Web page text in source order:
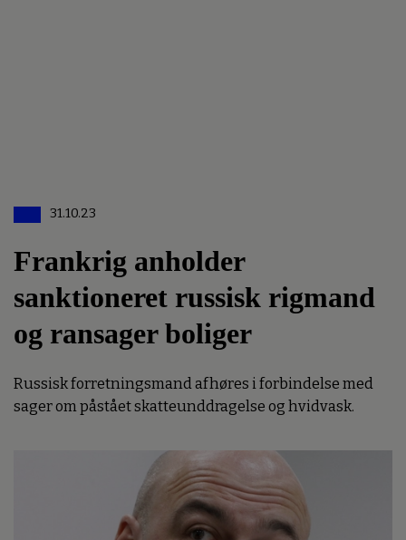
31.10.23
Frankrig anholder
sanktioneret russisk rigmand
og ransager boliger
Russisk forretningsmand afhøres i forbindelse med
sager om påstået skatteunddragelse og hvidvask.